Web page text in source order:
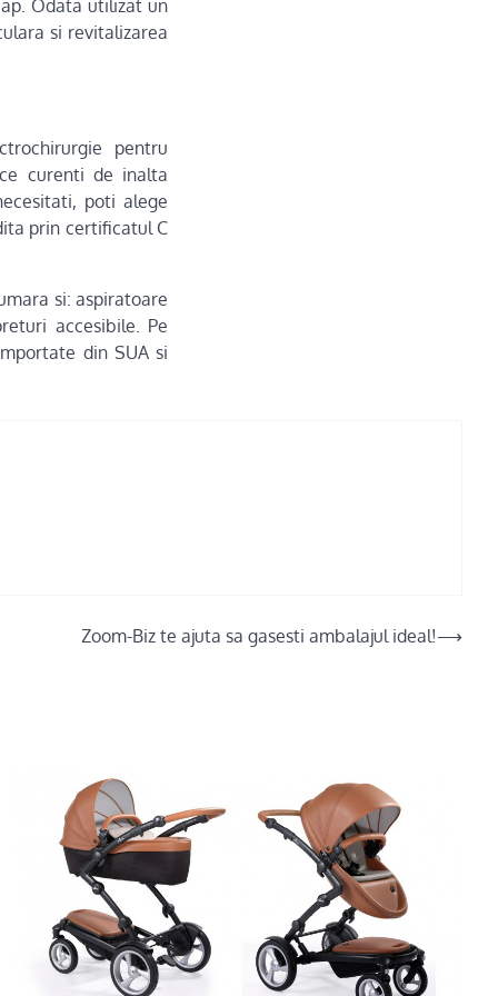
Odata utilizat un
si revitalizarea
pentru
curenti de inalta
poti alege
prin certificatul C
si: aspiratoare
accesibile. Pe
din SUA si
Zoom-Biz te ajuta sa gasesti ambalajul ideal!⟶